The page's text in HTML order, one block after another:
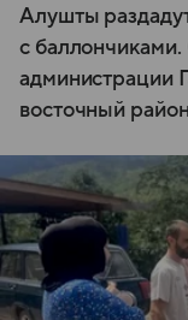
Алушты
с
администрации
восточный